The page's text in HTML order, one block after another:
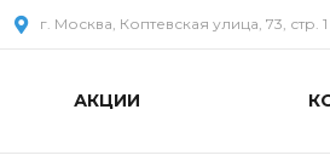
г. Москва, Коптевская улица, 73, стр. 1
АКЦИИ